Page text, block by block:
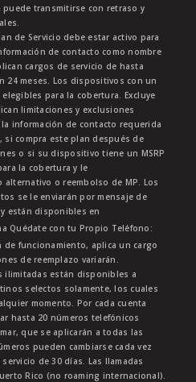
transmitirse con retraso y
de Servicio debe estar activo para
de contacto como nombre
cargos de servicio de hasta
24 meses. Los dispositivos con un
para la cobertura. Excluye
limitaciones y exclusiones
información de contacto requerida
si compra este plan después de
o si su dispositivo tiene un MSRP
la cobertura y le
o reembolso de MP. Los
se le enviarán por mensaje de
están disponibles en
Quédate con tu Propio Teléfono:
funcionamiento, aplica un cargo
de reemplazo variarán.
ilimitadas están disponibles a
selectos solamente, los cuales
momento. Por cada cuenta
hasta 20 números telefónicos
que se aplicarán a todas las
pueden cambiarse cada vez
de 30 días. Las llamadas
Rico (no roaming internacional).